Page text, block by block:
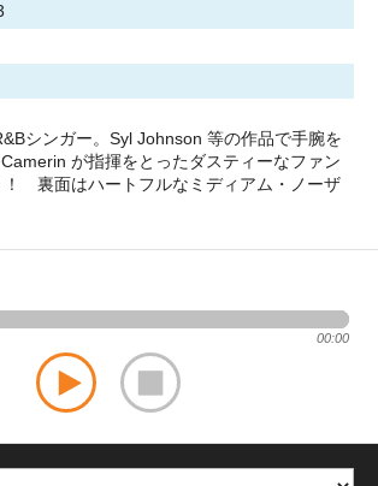
シンガー。Syl Johnson 等の作品で手腕を
が指揮をとったダスティーなファン
！ 裏面はハートフルなミディアム・ノーザ
00:00